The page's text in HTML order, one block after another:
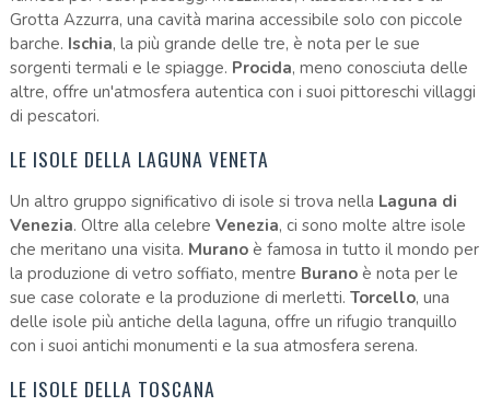
Grotta Azzurra, una cavità marina accessibile solo con piccole
barche. Ischia, la più grande delle tre, è nota per le sue
sorgenti termali e le spiagge. Procida, meno conosciuta delle
altre, offre un'atmosfera autentica con i suoi pittoreschi villaggi
di pescatori.
LE ISOLE DELLA LAGUNA VENETA
Un altro gruppo significativo di isole si trova nella Laguna di
Venezia. Oltre alla celebre Venezia, ci sono molte altre isole
che meritano una visita. Muranoè famosa in tutto il mondo per
la produzione di vetro soffiato, mentre Buranoè nota per le
sue case colorate e la produzione di merletti. Torcello, una
delle isole più antiche della laguna, offre un rifugio tranquillo
con i suoi antichi monumenti e la sua atmosfera serena.
LE ISOLE DELLA TOSCANA